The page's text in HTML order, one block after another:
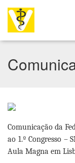
Comunicação da
ao 1.º Congresso –
Aula Magna em